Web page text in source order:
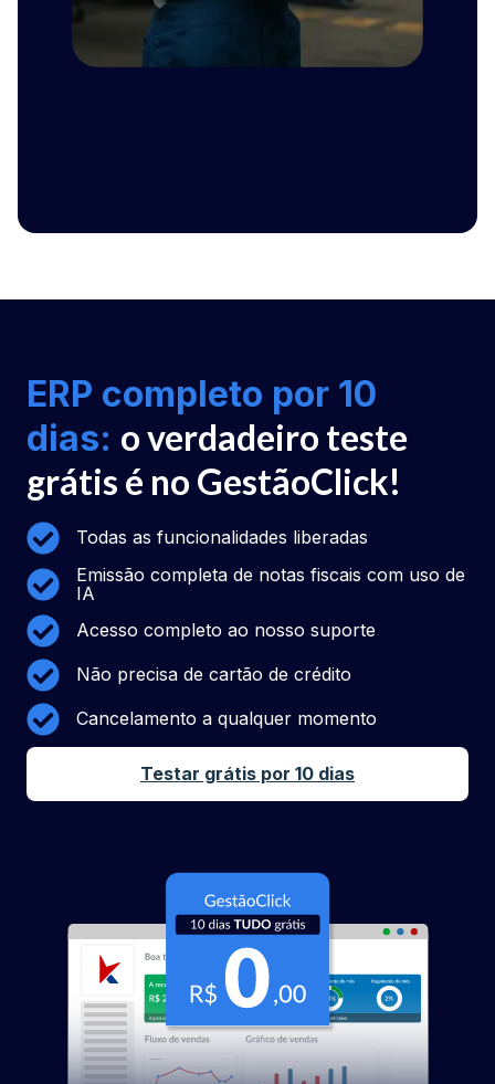
ERP completo por 10
dias: o verdadeiro teste
grátis é no GestãoClick!
Todas as funcionalidades liberadas
Emissão completa de notas fiscais com uso de
IA
Acesso completo ao nosso suporte
Não precisa de cartão de crédito
Cancelamento a qualquer momento
Testar grátis por 10 dias